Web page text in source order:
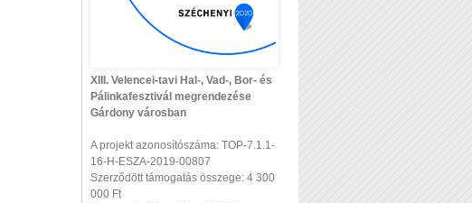
XIII. Velencei-tavi Hal-, Vad-, Bor- és
Pálinkafesztivál megrendezése
Gárdony városban
A projekt azonosítószáma: TOP-7.1.1-
16-H-ESZA-2019-00807
Szerződött támogatás összege: 4 300
000 Ft